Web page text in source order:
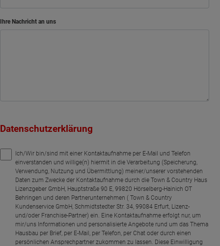
Ihre Nachricht an uns
Datenschutzerklärung
Ich/Wir bin/sind mit einer Kontaktaufnahme per E-Mail und Telefon
einverstanden und willige(n) hiermit in die Verarbeitung (Speicherung,
Verwendung, Nutzung und Übermittlung) meiner/unserer vorstehenden
Daten zum Zwecke der Kontaktaufnahme durch die Town & Country Haus
Lizenzgeber GmbH, Hauptstraße 90 E, 99820 Hörselberg-Hainich OT
Behringen und deren Partnerunternehmen ( Town & Country
Kundenservice GmbH, Schmidtstedter Str. 34, 99084 Erfurt, Lizenz-
und/oder Franchise-Partner) ein. Eine Kontaktaufnahme erfolgt nur, um
mir/uns Informationen und personalisierte Angebote rund um das Thema
Hausbau per Brief, per E-Mail, per Telefon, per Chat oder durch einen
persönlichen Ansprechpartner zukommen zu lassen. Diese Einwilligung